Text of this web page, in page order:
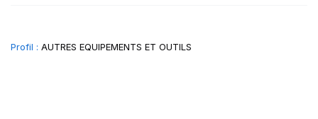
Profil : AUTRES EQUIPEMENTS ET OUTILS